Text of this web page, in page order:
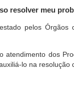
resolver meu
pelos
dos
lo na resolução